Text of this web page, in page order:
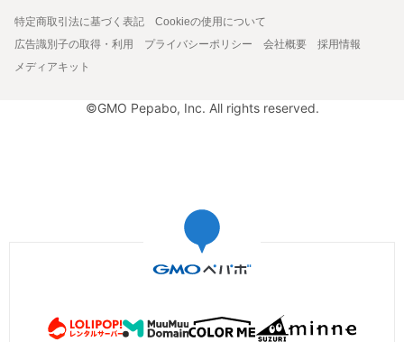
特定商取引法に基づく表記
Cookieの使用について
広告識別子の取得・利用
プライバシーポリシー 会社概要
採用情報
メディアキット
©GMO Pepabo, Inc. All rights reserved.